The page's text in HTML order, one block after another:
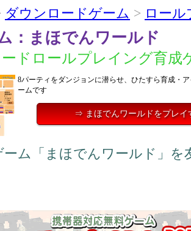
ダウンロードゲーム > ロー
：まほでんワールド
ドロールプレイング育成
8パーティをダンジョンに潜らせ、ひたすら育成・
ームです
⇒ まほでんワールドをプレイ
ム「まほでんワールド」を